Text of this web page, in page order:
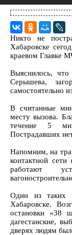
Никто не
Хабаровске
краевом Главке
Выяснилось,
Серышева,
самостоятельно
В считанные
месту вызова.
течение 5
Пострадавших
Напомним, на
контактной
работают
Один из таких
Хабаровске.
остановки «38
дагестанские,
дверях людям